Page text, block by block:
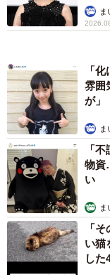
代わり忠臣蔵」(2月
す。
ま
「
雰囲
が」
ま
「
物資
い
ま
「
い猫
し